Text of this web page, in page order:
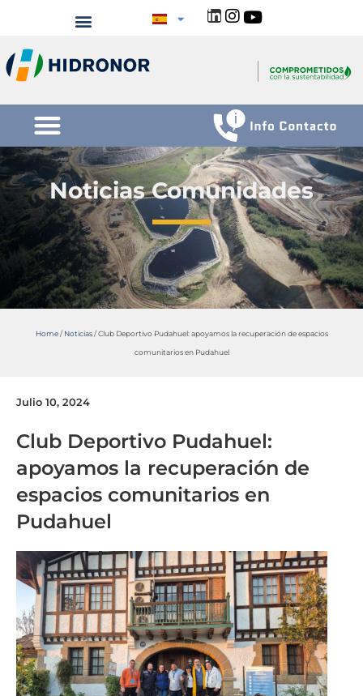
Noticias Comunidades
Home/ Noticias/Club Deportivo Pudahuel: apoyamos la recuperación de espacios
comunitarios en Pudahuel
Julio 10, 2024
Club Deportivo Pudahuel:
apoyamos la recuperación de
espacios comunitarios en
Pudahuel